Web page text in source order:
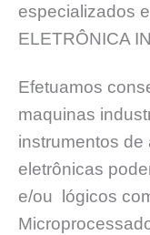
especializados
ELETRÔNICA
Efetuamos
maquinas
instrumentos de
eletrônicas
e/ou lógicos